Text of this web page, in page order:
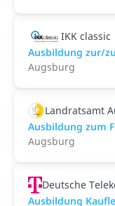
IKK classic
Aus­bild­ung zur/
Augsburg
Landratsamt
Ausbildung zum
Augsburg
Deutsche
Ausbildung